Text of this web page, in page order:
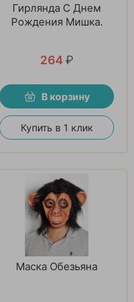
Гирлянда С Днем
Рождения Мишка.
264 ₽
В корзину
Купить в 1 клик
Маска Обезьяна